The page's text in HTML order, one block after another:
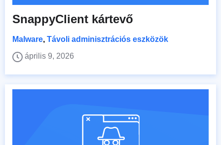
SnappyClient kártevő
Malware, Távoli adminisztrációs eszközök
április 9, 2026